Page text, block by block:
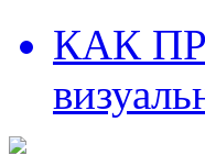
КАК